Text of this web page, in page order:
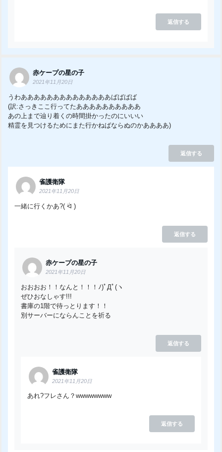
返信する
赤ケープの星の子
2021年11月20日
うわああああああああああああああばばばば
(訳:さっきここ行ってたああああああああああ
あの上まで辿り着くの時間掛かったのにいいい
精霊を見つけるためにまた行かねばならぬのかああああ)
返信する
雀護衛隊
2021年11月20日
一緒に行くかあ?( ᐛ )
返信する
赤ケープの星の子
2021年11月20日
おおおお！！なんと！！！ﾉ)ﾟДﾟ(ヽ
ぜひおなしゃす!!!
書庫の1階で待っとります！！
別サーバーにならんことを祈る
返信する
雀護衛隊
2021年11月20日
あれ?フレさん？wwwwwwww
返信する